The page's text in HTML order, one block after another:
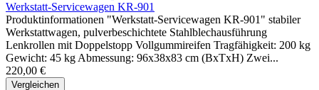
Werkstatt-Servicewagen KR-901
Produktinformationen "Werkstatt-Servicewagen KR-901" stabiler
Werkstattwagen, pulverbeschichtete Stahlblechausführung
Lenkrollen mit Doppelstopp Vollgummireifen Tragfähigkeit: 200 kg
Gewicht: 45 kg Abmessung: 96x38x83 cm (BxTxH) Zwei...
220,00 €
Vergleichen